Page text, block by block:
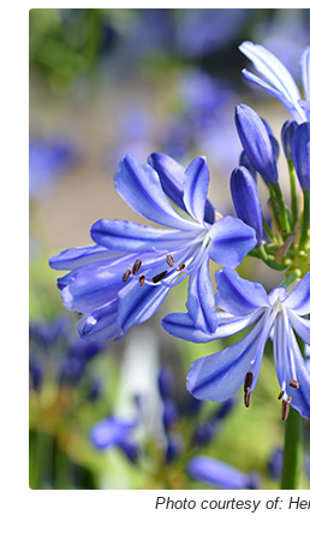
Photo courtesy of: